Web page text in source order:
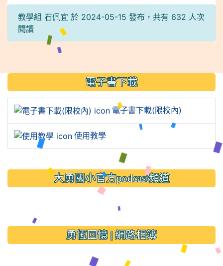
教學組 石佩宜 於 2024-05-15 發布，共有 632 人次
閱讀
::: 電子書下載
電子書下載(限校內)
使用教學
大勇國小官方podcast頻道
勇恆回憶 | 網路相簿
link to https://